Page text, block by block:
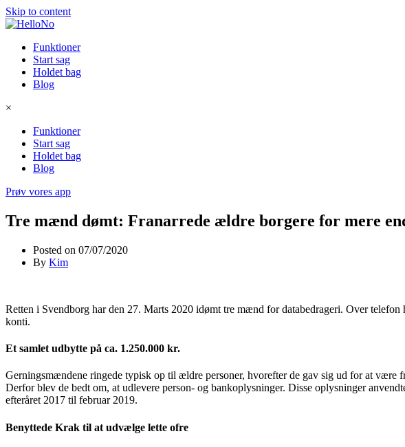
Skip to content
Funktioner
Start sag
Holdet bag
Blog
×
Funktioner
Start sag
Holdet bag
Blog
Prøv vores app
Tre mænd dømt: Franarrede ældre borgere for mere
Posted on 07/07/2020
By Kim
Retten i Svendborg har den 27. Marts 2020 idømt tre mænd for databedrageri. Over
konti.
Et samlet udbytte på ca. 1.250.000 kr.
Gerningsmændene ringede typisk op til ældre personer, hvorefter de gav sig ud for at
Derfor blev de bedt om, at udlevere person- og bankoplysninger. Disse oplysninger
efteråret 2017 til februar 2019.
Benyttede Krak til at udvælge lette ofre